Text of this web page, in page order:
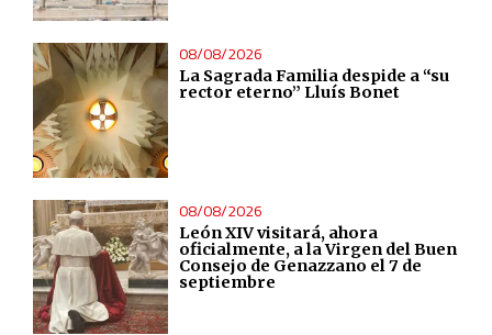
08/08/2026
La Sagrada Familia despide a “su
rector eterno” Lluís Bonet
08/08/2026
León XIV visitará, ahora
oficialmente, a la Virgen del Buen
Consejo de Genazzano el 7 de
septiembre
Develop and improve services
Use limited data to select content
IAB Special Features:
Use precise geolocation data
Identify devices based on information actively requested
Non-IAB processing purposes:
Essential